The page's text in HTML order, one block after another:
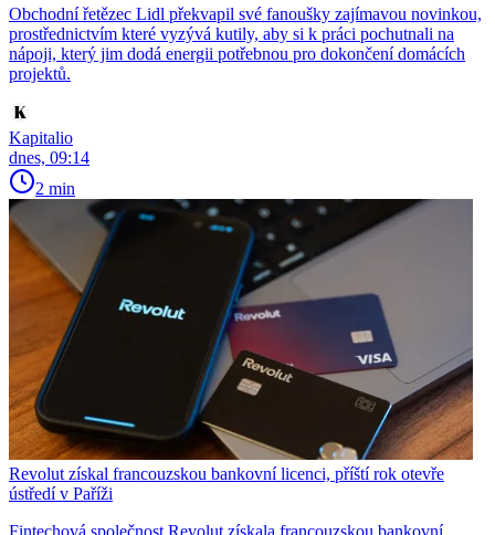
Obchodní řetězec Lidl překvapil své fanoušky zajímavou novinkou,
prostřednictvím které vyzývá kutily, aby si k práci pochutnali na
nápoji, který jim dodá energii potřebnou pro dokončení domácích
projektů.
Kapitalio
dnes, 09:14
2 min
Revolut získal francouzskou bankovní licenci, příští rok otevře
ústředí v Paříži